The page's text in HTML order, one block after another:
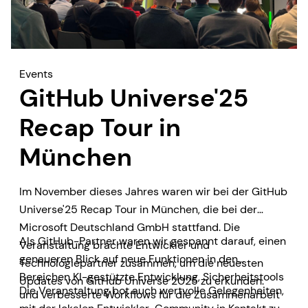
Events
GitHub Universe'25
Recap Tour in
München
Im November dieses Jahres waren wir bei der GitHub
Universe'25 Recap Tour in München, die bei der
Microsoft Deutschland GmbH stattfand. Die
Veranstaltung brachte Entwickler und
Technologiepartner zusammen, um die neuesten
Updates von GitHub Universe 2025 zu erkunden.
Als GitHub-Partner waren wir gespannt darauf, einen
genaueren Blick auf neue Funktionen in den
Bereichen KI-gestützte Entwicklung, Sicherheitstools
und verbesserte Workflows für die Zusammenarbeit
Die Veranstaltung bot auch wertvolle Gelegenheiten,